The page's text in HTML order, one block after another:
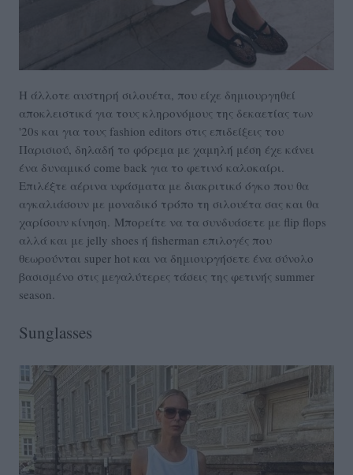
Η άλλοτε αυστηρή σιλουέτα, που είχε δημιουργηθεί
αποκλειστικά για τους κληρονόμους της δεκαετίας των
'20s και για τους fashion editors στις επιδείξεις του
Παρισιού, δηλαδή το φόρεμα με χαμηλή μέση έχε κάνει
ένα δυναμικό come back για το φετινό καλοκαίρι.
Επιλέξτε αέρινα υφάσματα με διακριτικό όγκο που θα
αγκαλιάσουν με μοναδικό τρόπο τη σιλουέτα σας και θα
χαρίσουν κίνηση. Μπορείτε να τα συνδυάσετε με flip flops
αλλά και με jelly shoes ή fisherman επιλογές που
θεωρούνται super hot και να δημιουργήσετε ένα σύνολο
βασισμένο στις μεγαλύτερες τάσεις της φετινής summer
season.
Sunglasses